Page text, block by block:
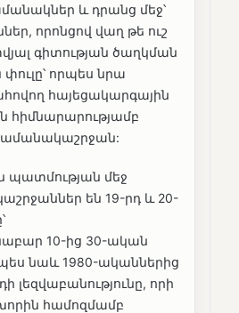
և դրանց մեջ՝
որոնցով վաղ թե ուշ
գիտության ծաղկման
որպես նրա
հայեցակարգային
հիմնարարությամբ
պատմության մեջ
են 19-րդ և 20-
10-ից 30-ական
նաև 1980-ականներից
լեզվաբանությունը, որի
համոզմամբ